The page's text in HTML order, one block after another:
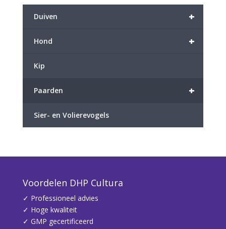
+
Duiven
+
Hond
Kip
+
Paarden
Sier- en Volierevogels
Voordelen DHP Cultura
✓ Professioneel advies
✓ Hoge kwaliteit
✓ GMP gecertificeerd